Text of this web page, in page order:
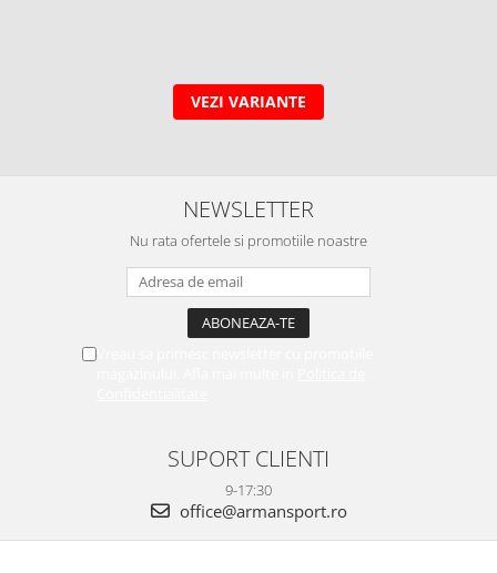
VEZI VARIANTE
NEWSLETTER
Nu rata ofertele si promotiile noastre
SUPORT CLIENTI
9-17:30
office@armansport.ro